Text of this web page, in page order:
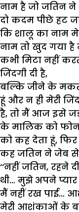
नाम है जो जतिन
दो कदम पीछे हट
कि शालू का नाम
नाम तो खुद गया है
कभी मिटा नहीं
जिंदगी दी है,
बल्कि जीने के
हूं और न ही मेरी
है, तो मैं आज इसे
के मालिक को
को कह देता हूं, फिर
कह जतिन ने जेब से
‘‘नहीं जतिन, रहने
थी… मुझे अपने
मैं नहीं रख पाई…
मेरी आशंकाओं के